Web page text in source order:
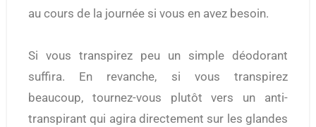
au cours de la journée si vous en avez besoin.
Si vous transpirez peu un simple déodorant
suffira. En revanche, si vous transpirez
beaucoup, tournez-vous plutôt vers un anti-
transpirant qui agira directement sur les glandes